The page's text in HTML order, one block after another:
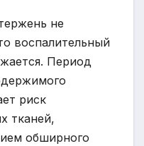
не
воспалительный
Период
риск
тканей,
обширного